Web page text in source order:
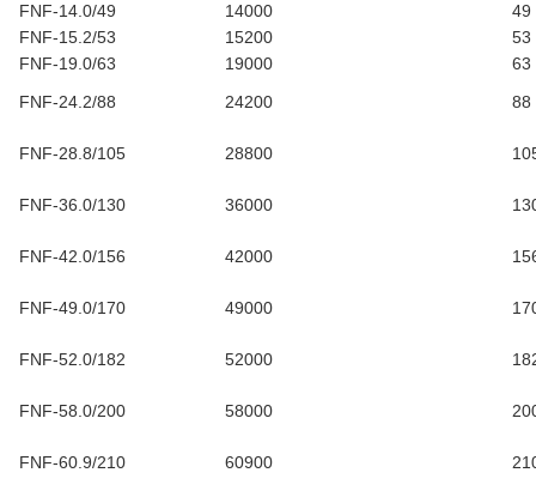
FNF-14.0/49
14000
49
FNF-15.2/53
15200
53
FNF-19.0/63
19000
63
FNF-24.2/88
24200 88
FNF-28.8/105 28800
FNF-36.0/130 36000
FNF-42.0/156 42000
FNF-49.0/170 49000
FNF-52.0/182 52000
FNF-58.0/200 58000
FNF-60.9/210 60900